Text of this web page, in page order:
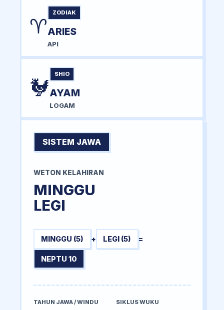
♈
ZODIAK
ARIES
API
🐓
SHIO
AYAM
LOGAM
SISTEM JAWA
WETON KELAHIRAN
MINGGU
LEGI
MINGGU (5) + LEGI (5) =
NEPTU 10
TAHUN JAWA / WINDU SIKLUS WUKU